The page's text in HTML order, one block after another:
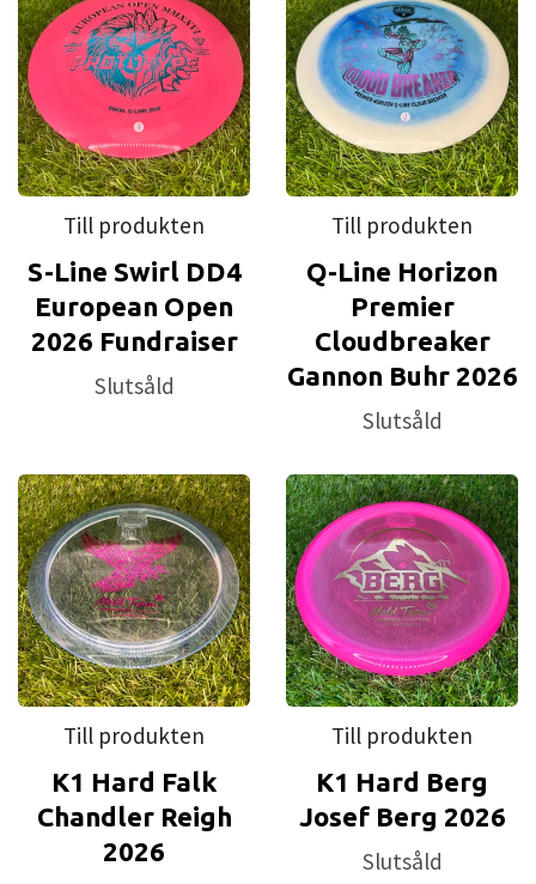
Till produkten
S-Line Swirl DD4
European Open
2026 Fundraiser
Slutsåld
Till produkten
Q-Line Horizon
Premier
Cloudbreaker
Gannon Buhr 2026
Slutsåld
Till produkten
K1 Hard Falk
Chandler Reigh
2026
Till produkten
K1 Hard Berg
Josef Berg 2026
Slutsåld